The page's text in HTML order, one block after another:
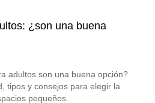
¿son una buena
adultos son una buena opción?
tipos y consejos para elegir la
pequeños.